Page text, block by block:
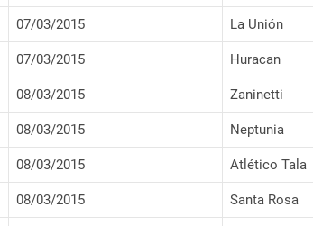
07/03/2015 La Unión
07/03/2015 Huracan
08/03/2015 Zaninetti
08/03/2015 Neptunia
08/03/2015 Atlético Tala
08/03/2015 Santa Rosa